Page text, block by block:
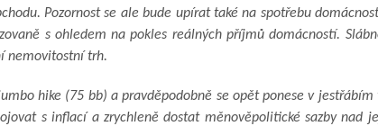
Pozornost se ale bude upírat také na spotřebu
s ohledem na pokles reálných příjmů domácností.
nemovitostní trh.
hike (75 bb) a pravděpodobně se opět ponese v
s inflací a zrychleně dostat měnověpolitické sazby nad